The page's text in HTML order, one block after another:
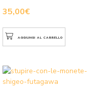
35,00€
AGGIUNGI AL CARRELLO